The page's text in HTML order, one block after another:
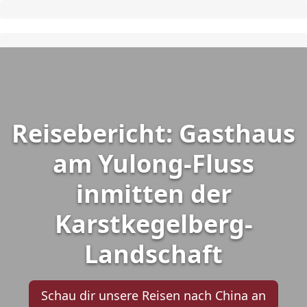
Reisebericht: Gasthaus
am Yulong-Fluss
inmitten der
Karstkegelberg-
Landschaft
Schau dir unsere Reisen nach China an